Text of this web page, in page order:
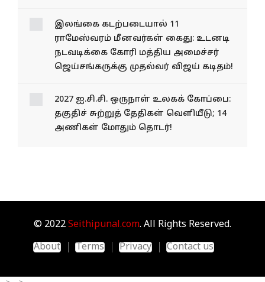
இலங்கை கடற்படையால் 11
ராமேஸ்வரம் மீனவர்கள் கைது: உடனடி
நடவடிக்கை கோரி மத்திய அமைச்சர்
ஜெய்சங்கருக்கு முதல்வர் விஜய் கடிதம்!
2027 ஐ.சி.சி. ஒருநாள் உலகக் கோப்பை:
தகுதிச் சுற்றுத் தேதிகள் வெளியீடு; 14
அணிகள் மோதும் தொடர்!
© 2022 Seithipunal.com. All Rights Reserved.
About
Terms Privacy Contact us